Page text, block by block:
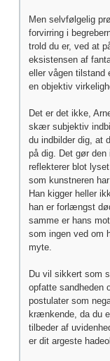
Men selvfølgelig
forvirring i
trold du er, ved at
eksistensen af
eller vågen tilstand
en objektiv
Det er det ikke,
skær subjektiv
du indbilder dig, at
på dig. Det gør den
reflekterer blot
som kunstneren
Han kigger heller
han er forlængst
samme er hans
som ingen ved om
myte.
Du vil sikkert som
opfatte sandheden
postulater som
krænkende, da du
tilbeder af
er dit argeste